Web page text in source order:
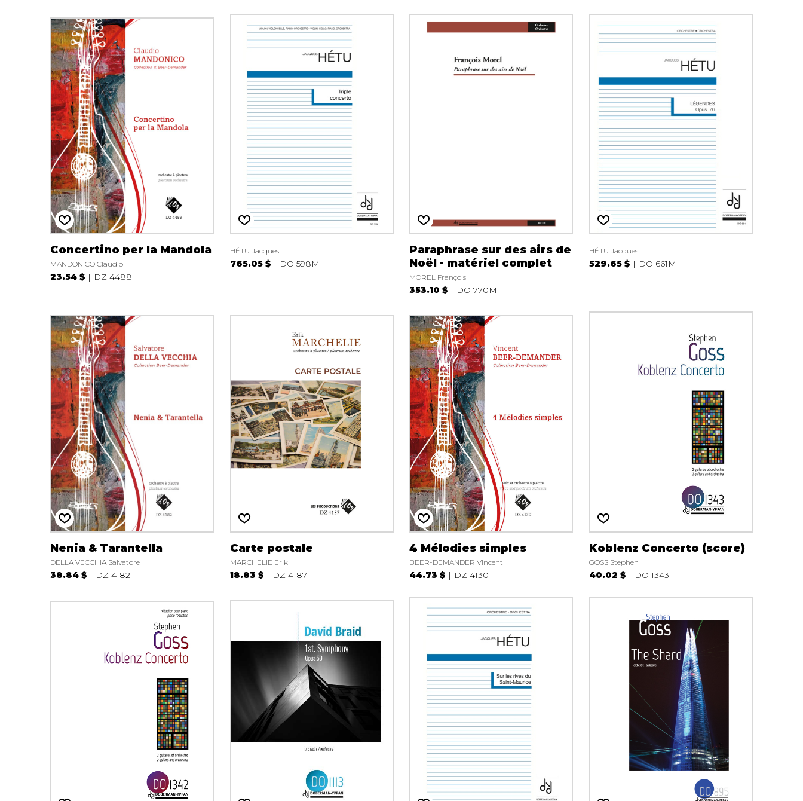
AUTRES PRODUITS
Luth
Percussion
Concertino per la Mandola
MANDONICO Claudio
23.54 $ DZ 4488
HÉTU Jacques
765.05 $ DO 598M
Paraphrase sur des airs de
Noël - matériel complet
MOREL François
353.10 $ DO 770M
HÉTU Jacques
529.65 $ DO 661M
Nenia & Tarantella
DELLA VECCHIA Salvatore
38.84 $ DZ 4182
Carte postale
MARCHELIE Erik
18.83 $ DZ 4187
4 Mélodies simples
BEER-DEMANDER Vincent
44.73 $ DZ 4130
Koblenz Concerto (score)
GOSS Stephen
40.02 $ DO 1343